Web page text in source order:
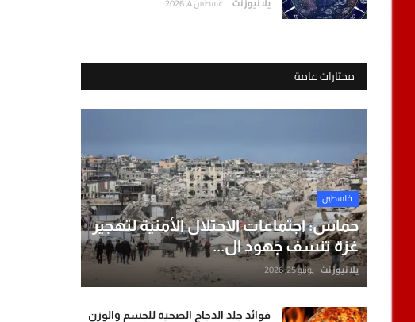
يلا نيوز نت أغسطس 4, 2026
مختارات عامة
فلسطين
حماس: اجتماعات الاحتلال الأمنية لتهجير
غزة تنسف جهود ال...
يلا نيوز نت يونيو 25, 2026
فوائد جلد الدجاج الصحية للجسم والوزن